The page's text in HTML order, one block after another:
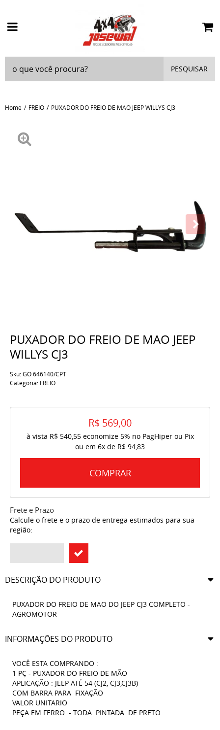
PESQUISAR
Home FREIO PUXADOR DO FREIO DE MAO JEEP WILLYS CJ3
PUXADOR DO FREIO DE MAO JEEP
WILLYS CJ3
Sku:GO 646140/CPT
Categoria: FREIO
R$ 569,00
à vista R$ 540,55economize 5% no PagHiper ou Pix
ou em 6x de R$ 94,83
COMPRAR
Frete e Prazo
Calcule o frete e o prazo de entrega estimados para sua
região:
DESCRIÇÃO DO PRODUTO
PUXADOR DO FREIO DE MAO DO JEEP CJ3 COMPLETO -
AGROMOTOR
INFORMAÇÕES DO PRODUTO
VOCÊ ESTA COMPRANDO :
1 PÇ - PUXADOR DO FREIO DE MÃO
APLICAÇÃO : JEEP ATÉ 54 (CJ2, CJ3,CJ3B)
COM BARRA PARA FIXAÇÃO
VALOR UNITARIO
PEÇA EM FERRO - TODA PINTADA DE PRETO